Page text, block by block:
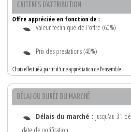
CRITÈRES D'ATTRIBUTION
Offre appréciée en fonction de :
Valeur technique de l'offre (60%)
Prix des prestations (40%)
Choix effectué à partir d'une appréciation de l'ensemble
DÉLAI OU DURÉE DU MARCHÉ
Délais du marché : jusqu'au 31
date de notification.